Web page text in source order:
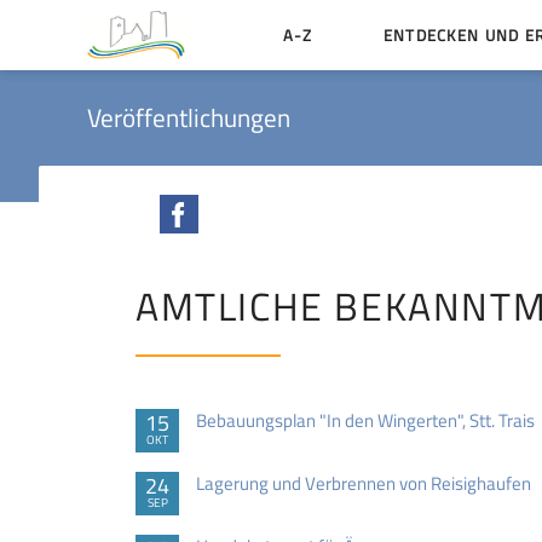
A-Z ENTDECKEN UND
Veröffentlichungen
AMTLICHE
15
OKT
Bebauungsplan "In den Wingerten", Stt. Trais
24
SEP
Lagerung und Verbrennen von Reisighaufen